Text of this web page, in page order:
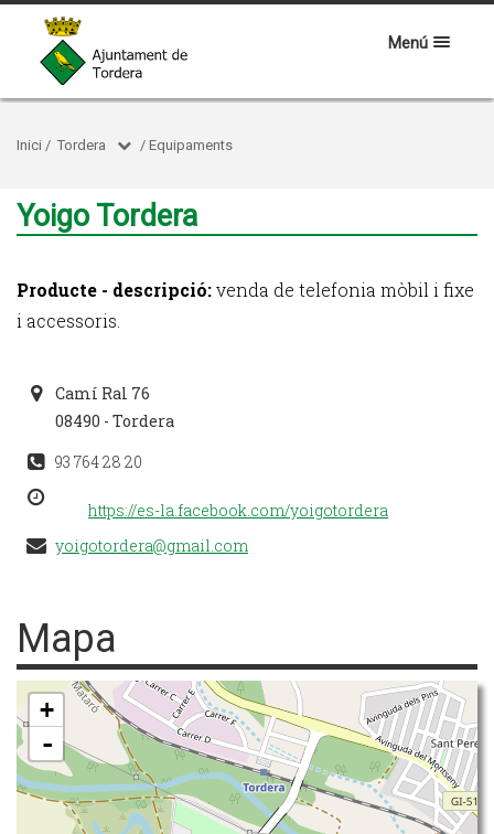
Menú
Inici / Tordera / Equipaments
Yoigo Tordera
Producte - descripció:venda de telefonia mòbil i fixe
i accessoris.
Camí Ral 76
08490 - Tordera
93 764 28 20
https://es-la.facebook.com/yoigotordera
yoigotordera@gmail.com
Mapa
+
-